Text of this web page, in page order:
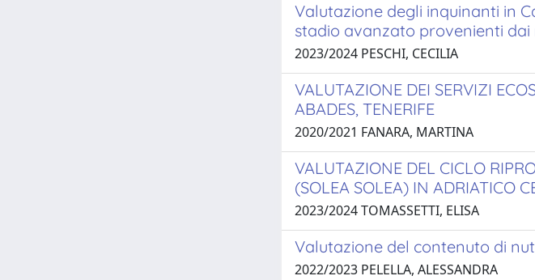
Valutazione degli inquinanti in
stadio avanzato provenienti
2023/2024 PESCHI, CECILIA
VALUTAZIONE DEI SERVIZI
ABADES, TENERIFE
2020/2021 FANARA, MARTINA
VALUTAZIONE DEL CICLO
(SOLEA SOLEA) IN ADRIATICO
2023/2024 TOMASSETTI, ELISA
Valutazione del contenuto di
2022/2023 PELELLA, ALESSANDRA